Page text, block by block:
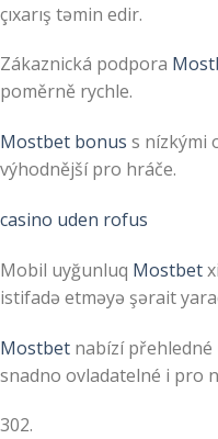
çıxarış təmin edir.
Zákaznická podpora
poměrně rychle.
Mostbet bonus s nízkými
výhodnější pro hráče.
casino uden rofus
Mobil uyğunluq Mostbet
istifadə etməyə şərait
Mostbet nabízí
snadno ovladatelné i pro
302.